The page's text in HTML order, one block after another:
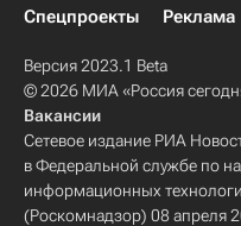
Спецпроекты
Реклама
Версия 2023.1 Beta
© 2026 МИА «Россия
Вакансии
Сетевое издание РИА
в Федеральной службе по
информационных
(Роскомнадзор) 08 апреля